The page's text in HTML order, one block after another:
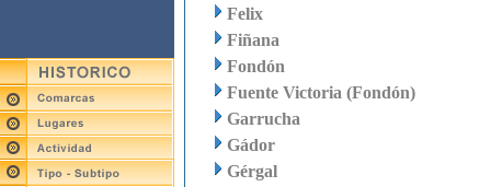
Felix
Fiñana
Fondón
Fuente Victoria (Fondón)
Garrucha
Gádor
Gérgal